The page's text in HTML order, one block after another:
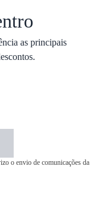
as principais
o envio de comunicações da